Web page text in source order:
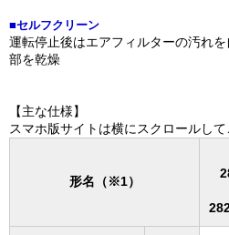
■セルフクリーン
運転停止後はエアフィルターの汚れ
部を乾燥
【主な仕様】
スマホ版サイトは横にスクロールして
形名（※1）